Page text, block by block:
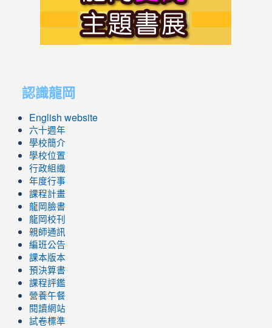
認識龍岡
English website
六十週年
學校簡介
學校位置
行政組織
年度行事
課程計畫
龍岡臉書
龍岡校刊
親師通訊
編班公告
課本版本
預決算書
課程評鑑
營養午餐
閱讀網站
試卷標準